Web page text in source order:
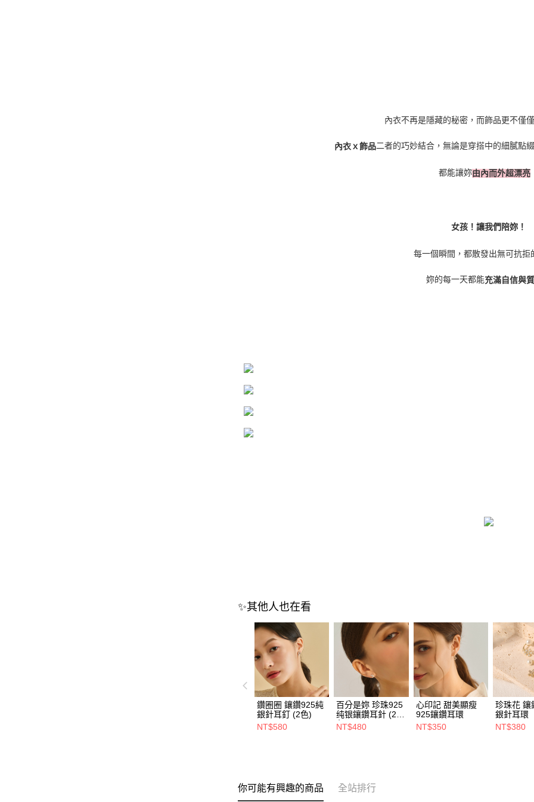
內衣不再是隱藏的秘密，而飾品更不僅
內衣ｘ飾品二者的巧妙結合，無論是穿搭中的細膩點
都能讓妳由內而外超漂亮
女孩！讓我們陪妳！
每一個瞬間，都散發出無可抗拒
妳的每一天都能充滿自信與
✨其他人也在看
鑽圈圈 鑲鑽925純
銀針耳釘 (2色)
NT$580
百分是妳 珍珠925
纯银鑲鑽耳針 (2
色)
NT$480
心印記 甜美顯瘦
925鑲鑽耳環
NT$350
珍珠花 鑲
銀針耳環
NT$380
你可能有興趣的商品 全站排行